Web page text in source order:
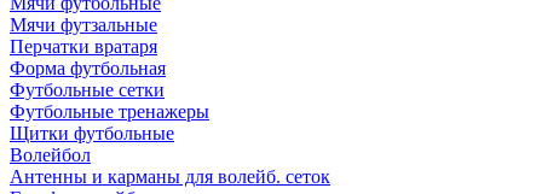
Мячи футзальные
Перчатки вратаря
Форма футбольная
Футбольные сетки
Футбольные тренажеры
Щитки футбольные
Волейбол
Антенны и карманы для волейб. сеток